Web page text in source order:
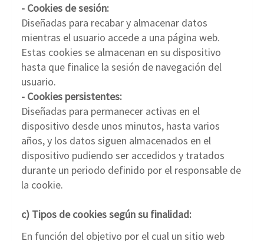
- Cookies de sesión:
Diseñadas para recabar y almacenar datos
mientras el usuario accede a una página web.
Estas cookies se almacenan en su dispositivo
hasta que finalice la sesión de navegación del
usuario.
- Cookies persistentes:
Diseñadas para permanecer activas en el
dispositivo desde unos minutos, hasta varios
años, y los datos siguen almacenados en el
dispositivo pudiendo ser accedidos y tratados
durante un periodo definido por el responsable de
la cookie.
c) Tipos de cookies según su finalidad:
En función del objetivo por el cual un sitio web